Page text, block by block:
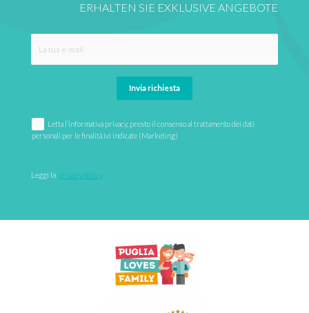
ERHALTEN SIE EXKLUSIVE ANGEBOTE
Invia richiesta
Letta l’informativa privacy, presto il consenso al trattamento dei dati
personali per le finalità ivi indicate (Marketing)
Leggi la privacy policy